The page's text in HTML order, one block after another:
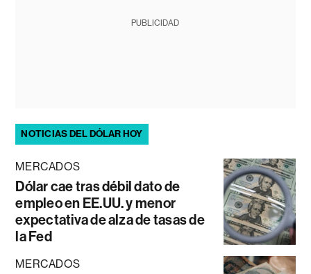
PUBLICIDAD
NOTICIAS DEL DÓLAR HOY
MERCADOS
Dólar cae tras débil dato de
empleo en EE.UU. y menor
expectativa de alza de tasas de
la Fed
MERCADOS